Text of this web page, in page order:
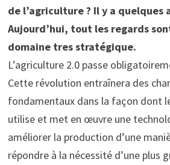
de l’agriculture ? Il y a quelques
Aujourd’hui, tout les regards
domaine tres stratégique.
L’agriculture 2.0 passe
Cette révolution entraînera des
fondamentaux dans la façon dont
utilise et met en œuvre une
améliorer la production d’une
répondre à la nécessité d’une plus